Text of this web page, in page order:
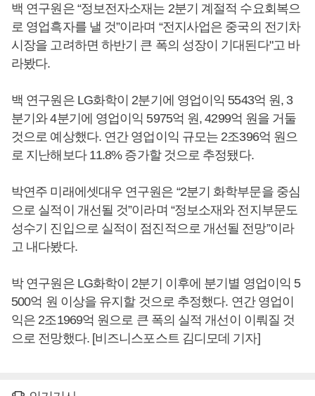
백 연구원은 “정보전자소재는 2분기 계절적 수요회복으
로 영업흑자를 낼 것”이라며 “전지사업은 중국의 전기차
시장을 고려하면 하반기 큰 폭의 성장이 기대된다"고 바
라봤다.
백 연구원은 LG화학이 2분기에 영업이익 5543억 원, 3
분기와 4분기에 영업이익 5975억 원, 4299억 원을 거둘
것으로 예상했다. 연간 영업이익 규모는 2조396억 원으
로 지난해보다 11.8% 증가할 것으로 추정됐다.
박연주 미래에셋대우 연구원은 “2분기 화학부문을 중심
으로 실적이 개선될 것”이라며 “정보소재와 전지부문도
성수기 진입으로 실적이 점진적으로 개선될 전망”이라
고 내다봤다.
박 연구원은 LG화학이 2분기 이후에 분기별 영업이익 5
500억 원 이상을 유지할 것으로 추정했다. 연간 영업이
익은 2조1969억 원으로 큰 폭의 실적 개선이 이뤄질 것
으로 전망했다. [비즈니스포스트 김디모데 기자]